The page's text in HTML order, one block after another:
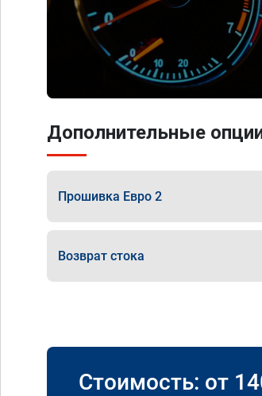
Дополнительные
Прошивка Евро 2
Возврат стока
Стоимость: от